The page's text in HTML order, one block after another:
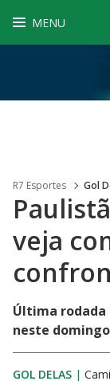
MENU
R7 Esportes Gol
veja
Última rodada
neste
GOL DELAS |